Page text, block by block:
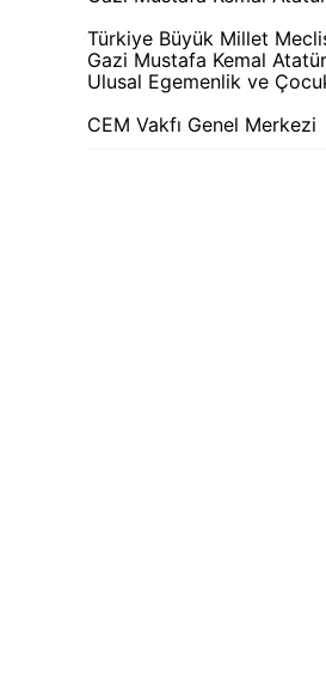
Türkiye Büyük Millet
Gazi Mustafa Kemal
Ulusal Egemenlik ve
CEM Vakfı Genel Merkezi